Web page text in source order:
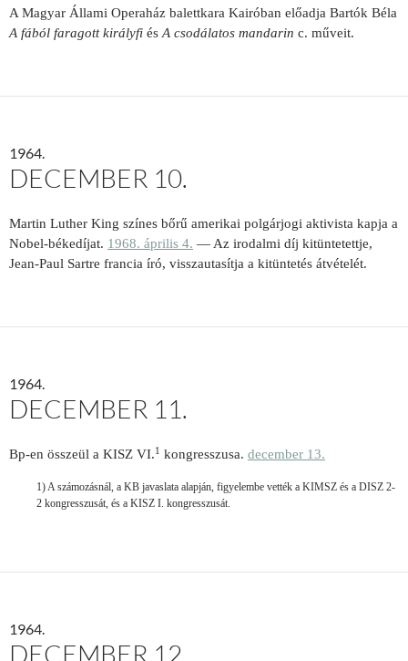
A Magyar Állami Operaház balettkara Kairóban előadja Bartók Béla
A fából faragott királyfi és A csodálatos mandarin c. műveit.
1964.
DECEMBER 10.
Martin Luther King színes bőrű amerikai polgárjogi aktivista kapja a
Nobel-békedíjat. 1968. április 4. — Az irodalmi díj kitüntetettje,
Jean-Paul Sartre francia író, visszautasítja a kitüntetés átvételét.
1964.
DECEMBER 11.
Bp-en összeül a KISZ VI.1 kongresszusa. december 13.
1) A számozásnál, a KB javaslata alapján, figyelembe vették a KIMSZ és a DISZ 2-
2 kongresszusát, és a KISZ I. kongresszusát.
1964.
DECEMBER 12.